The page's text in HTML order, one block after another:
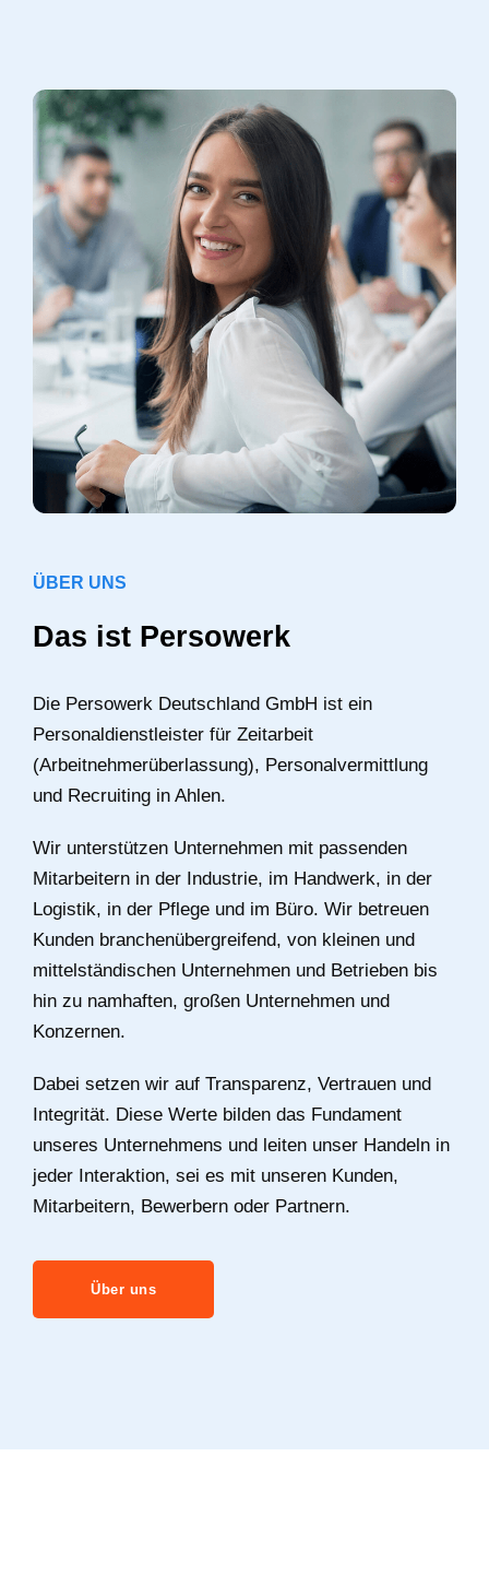
ÜBER UNS
Das ist Persowerk
Die Persowerk Deutschland GmbH ist ein
Personaldienstleister für Zeitarbeit
(Arbeitnehmerüberlassung), Personalvermittlung
und Recruiting in Ahlen.
Wir unterstützen Unternehmen mit passenden
Mitarbeitern in der Industrie, im Handwerk, in der
Logistik, in der Pflege und im Büro. Wir betreuen
Kunden branchenübergreifend, von kleinen und
mittelständischen Unternehmen und Betrieben bis
hin zu namhaften, großen Unternehmen und
Konzernen.
Dabei setzen wir auf Transparenz, Vertrauen und
Integrität. Diese Werte bilden das Fundament
unseres Unternehmens und leiten unser Handeln in
jeder Interaktion, sei es mit unseren Kunden,
Mitarbeitern, Bewerbern oder Partnern.
Über uns